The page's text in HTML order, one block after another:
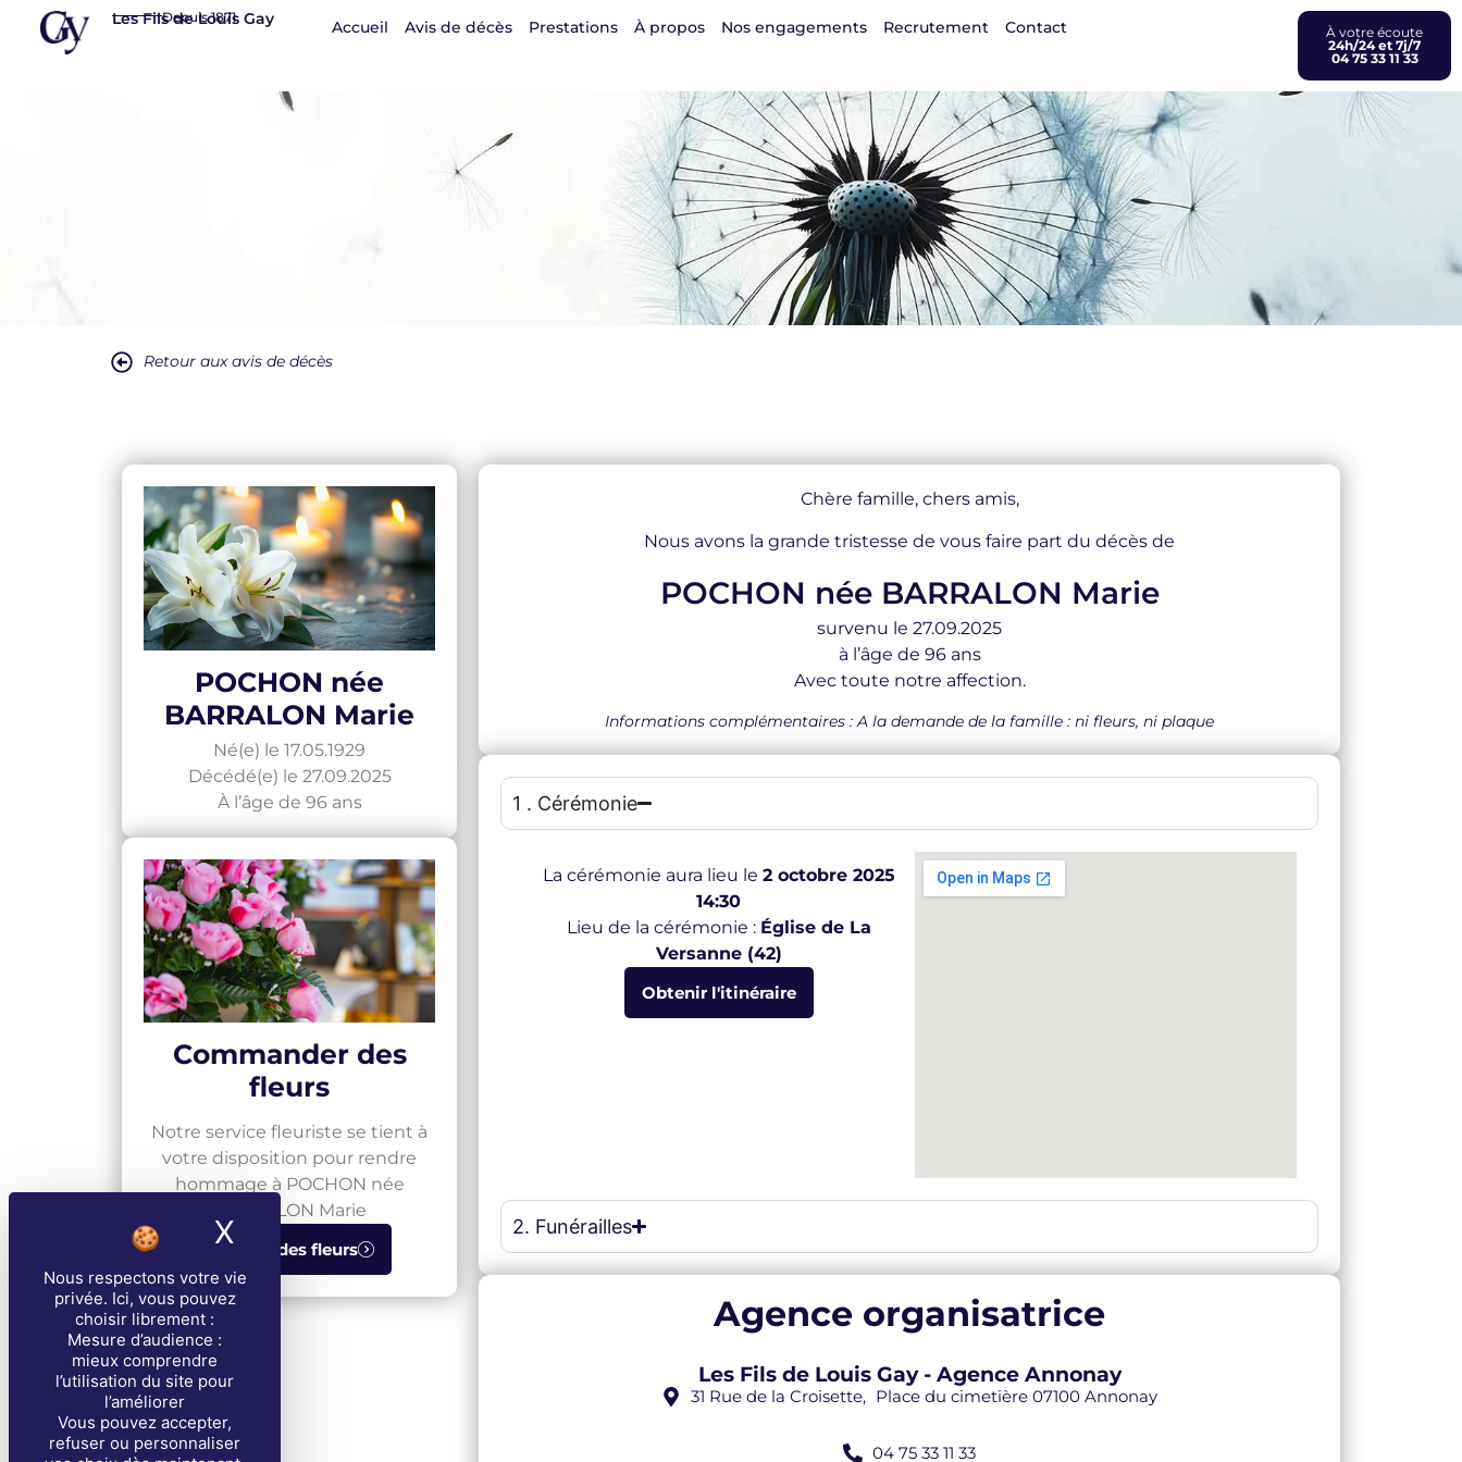
Panneau de gestion des cookies
Nous respectons votre vie
privée. Ici, vous pouvez
choisir librement :
Mesure d’audience :
mieux comprendre
l’utilisation du site pour
l’améliorer
Vous pouvez accepter,
refuser ou personnaliser
X Masquer le bandeau des cookies
Les Fils de Louis Gay
Depuis 1871
Accueil Avis de décès Prestations À propos Nos engagements Recrutement Contact
À votre écoute
24h/24 et 7j/7
04 75 33 11 33
Retour aux avis de décès
POCHON née
BARRALON Marie
Né(e) le 17.05.1929
Décédé(e) le 27.09.2025
À l’âge de 96 ans
Commander des
fleurs
Notre service fleuriste se tient à
votre disposition pour rendre
hommage à POCHON née
BARRALON Marie
Envoyer des fleurs
Chère famille, chers amis,
Nous avons la grande tristesse de vous faire part du décès de
POCHON née BARRALON Marie
survenu le 27.09.2025
à l’âge de 96 ans
Avec toute notre affection.
Informations complémentaires : A la demande de la famille : ni fleurs, ni plaque
1 . Cérémonie
La cérémonie aura lieu le 2 octobre 2025
14:30
Lieu de la cérémonie : Église de La
Versanne (42)
Obtenir l'itinéraire
2. Funérailles
Agence organisatrice
Les Fils de Louis Gay - Agence Annonay
31 Rue de la Croisette, Place du cimetière 07100 Annonay
04 75 33 11 33